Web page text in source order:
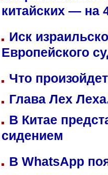
китайских — на
Иск
Европейского
Что
Глава Лех
В Китае
сидением
В WhatsApp